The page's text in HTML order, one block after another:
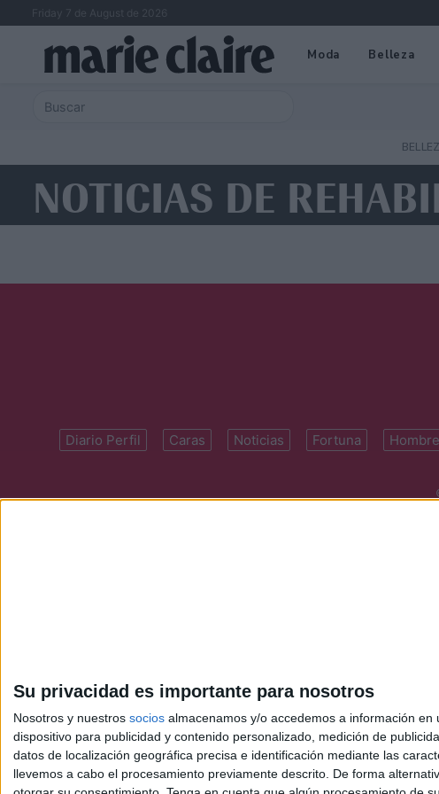
Su privacidad es importante para nosotros
Nosotros y nuestros socios almacenamos y/o accedemos a información
dispositivo para publicidad y contenido personalizado, medición de
datos de localización geográfica precisa e identificación mediante las
llevemos a cabo el procesamiento previamente descrito. De forma
Friday 7 de August de 2026
Moda Belleza
NOTICIAS DE
Diario Perfil Caras Noticias Fortuna Hombre